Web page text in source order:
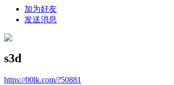
加为好友
发送消息
s3d
https://00lk.com/?50881